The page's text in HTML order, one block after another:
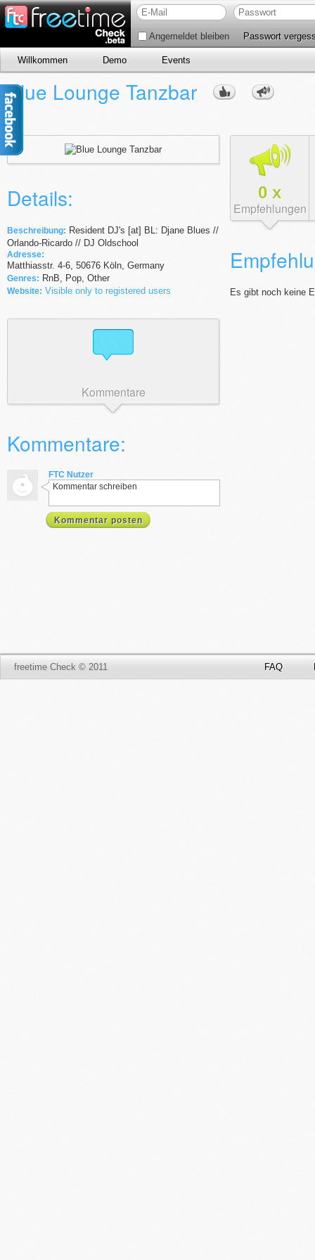
Angemeldet bleiben Passwort
Willkommen Demo Events
Blue Lounge Tanzbar
Details:
Beschreibung: Resident DJ's [at] BL: Djane Blues //
Orlando-Ricardo // DJ Oldschool
Adresse:
Matthiasstr. 4-6 50676 Köln, Germany
Genres: RnB, Pop, Other
Website: Visible only to registered users
Kommentare
Kommentare:
FTC Nutzer
Kommentar schreiben
Kommentar posten
0 x
Empfehlungen
Es gibt noch keine
freetime Check © 2011 FAQ